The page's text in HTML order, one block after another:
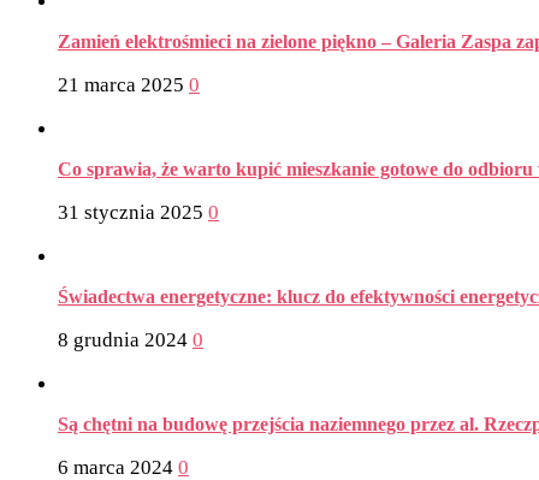
Zamień elektrośmieci na zielone piękno – Galeria Zaspa
21 marca 2025 0
Co sprawia, że warto kupić mieszkanie gotowe do odbioru
31 stycznia 2025 0
Świadectwa energetyczne: klucz do efektywności
8 grudnia 2024 0
Są chętni na budowę przejścia naziemnego przez al.
6 marca 2024 0